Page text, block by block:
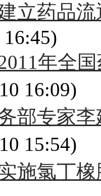
立药品
年全
16:09)
部专家
15:54)
施氯丁